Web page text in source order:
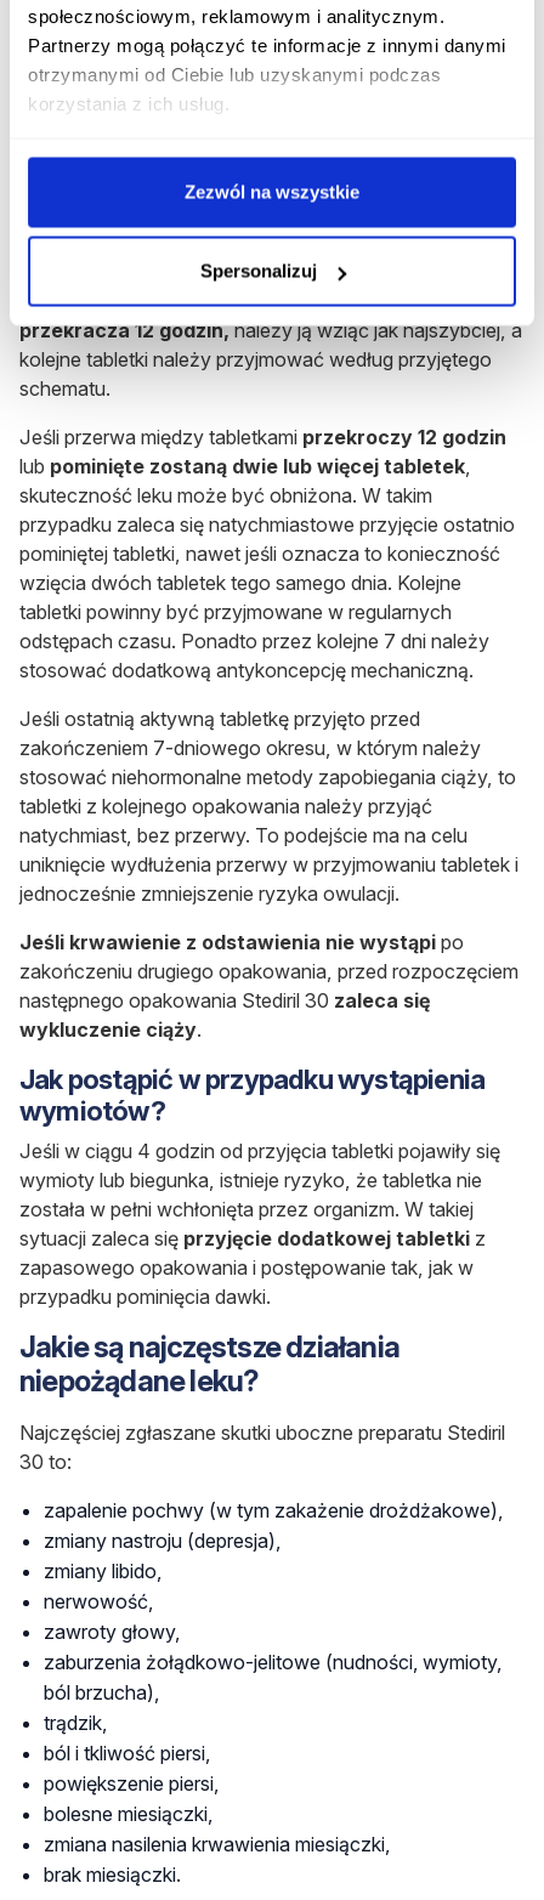
społecznościowym, reklamowym i analitycznym.
Partnerzy mogą połączyć te informacje z innymi danymi
otrzymanymi od Ciebie lub uzyskanymi podczas
korzystania z ich usług.
Zezwól na wszystkie
Spersonalizuj
wychodzenia z domu.
Rozpocznij konsultację
dawki?
W przypadku pominięcia tabletek ochrona
Jeśli opóźnienie w przyjęciu jednej tabletki aktywnejnie
przekracza 12 godzin,należy ją wziąć jak najszybciej, a
kolejne tabletki należy przyjmować według przyjętego
schematu.
Jeśli przerwa między tabletkami przekroczy 12 godzin
lub pominięte zostaną dwie lub więcej tabletek
skuteczność leku może być obniżona. W takim
przypadku zaleca się natychmiastowe przyjęcie ostatnio
pominiętej tabletki, nawet jeśli oznacza to konieczność
wzięcia dwóch tabletek tego samego dnia. Kolejne
tabletki powinny być przyjmowane w regularnych
odstępach czasu. Ponadto przez kolejne 7 dni należy
stosować dodatkową antykoncepcję mechaniczną.
Jeśli ostatnią aktywną tabletkę przyjęto przed
zakończeniem 7-dniowego okresu, w którym należy
stosować niehormonalne metody zapobiegania ciąży, to
tabletki z kolejnego opakowania należy przyjąć
natychmiast, bez przerwy. To podejście ma na celu
uniknięcie wydłużenia przerwy w przyjmowaniu tabletek i
jednocześnie zmniejszenie ryzyka owulacji.
Jeśli krwawienie z odstawienia nie wystąpi po
zakończeniu drugiego opakowania, przed rozpoczęciem
następnego opakowania Stediril 30 zaleca się
wykluczenie ciąży.
Jak postąpić w przypadku wystąpienia
wymiotów?
Jeśli w ciągu 4 godzin od przyjęcia tabletki pojawiły się
wymioty lub biegunka, istnieje ryzyko, że tabletka nie
została w pełni wchłonięta przez organizm. W takiej
sytuacji zaleca się przyjęcie dodatkowej tabletki z
zapasowego opakowania i postępowanie tak, jak w
przypadku pominięcia dawki.
Jakie są najczęstsze działania
niepożądane leku?
Najczęściej zgłaszane skutki uboczne preparatu Stediril
30 to:
zapalenie pochwy (w tym zakażenie drożdżakowe),
zmiany nastroju (depresja),
zmiany libido
nerwowość,
zawroty głowy,
zaburzenia żołądkowo-jelitowe (nudności, wymioty,
ból brzucha),
trądzik
ból i tkliwość piersi,
powiększenie piersi,
bolesne miesiączki
zmiana nasilenia krwawienia miesiączki,
brak miesiączki.